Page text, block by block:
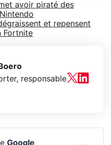
avoir piraté des
et repensent
Fortnite
responsable
Google